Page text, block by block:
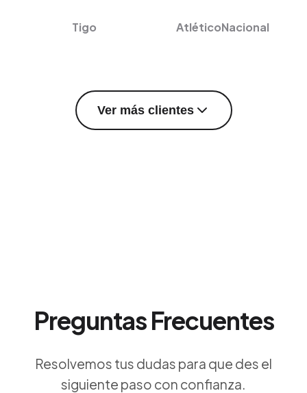
Tigo AtléticoNacional
Ver más clientes
Preguntas Frecuentes
Resolvemos tus dudas para que des el
siguiente paso con confianza.